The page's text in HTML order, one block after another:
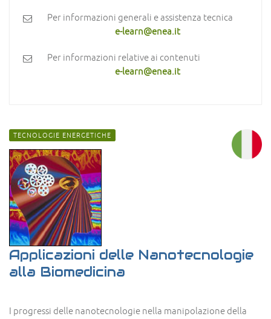
Per informazioni generali e assistenza tecnica
e-learn@enea.it
Per informazioni relative ai contenuti
e-learn@enea.it
TECNOLOGIE ENERGETICHE
Applicazioni delle Nanotecnologie
alla Biomedicina
I progressi delle nanotecnologie nella manipolazione della